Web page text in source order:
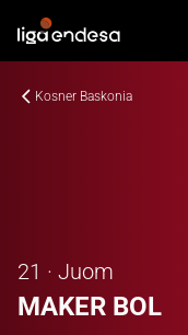
Kosner Baskonia
21 · Juom
MAKER BOL